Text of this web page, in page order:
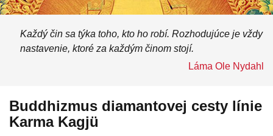
Každý čin sa týka toho, kto ho robí. Rozhodujúce je vždy
nastavenie, ktoré za každým činom stojí.
Láma Ole Nydahl
Buddhizmus diamantovej cesty línie
Karma Kagjü